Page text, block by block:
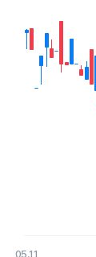
View as data
The chart has
The chart has 1
05.11